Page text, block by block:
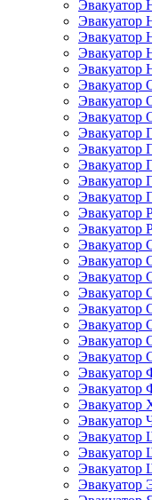
Эвакуатор
Эвакуатор
Эвакуатор
Эвакуатор
Эвакуатор
Эвакуатор
Эвакуатор
Эвакуатор
Эвакуатор
Эвакуатор
Эвакуатор
Эвакуатор
Эвакуатор
Эвакуатор
Эвакуатор
Эвакуатор
Эвакуатор
Эвакуатор
Эвакуатор
Эвакуатор
Эвакуатор
Эвакуатор
Эвакуатор
Эвакуатор
Эвакуатор
Эвакуатор
Эвакуатор
Эвакуатор
Эвакуатор
Эвакуатор
Эвакуатор